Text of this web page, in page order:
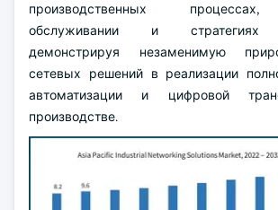
производственных
обслуживании и стратегиях
демонстрируя незаменимую
сетевых решений в реализации
автоматизации и цифровой
производстве.